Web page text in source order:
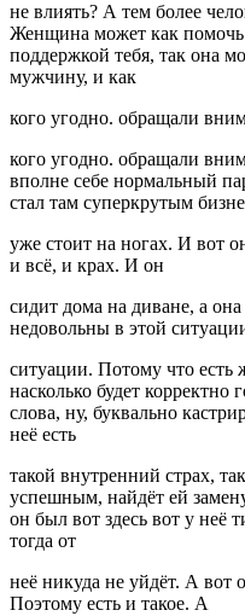
не влиять? А тем более
Женщина может как помочь
поддержкой тебя, так она
мужчину, и как
кого угодно. обращали
кого угодно. обращали
вполне себе нормальный
стал там суперкрутым
уже стоит на ногах. И вот
и всё, и крах. И он
сидит дома на диване, а
недовольны в этой
ситуации. Потому что
насколько будет корректно
слова, ну, буквально
неё есть
такой внутренний страх,
успешным, найдёт ей
он был вот здесь вот у неё
тогда от
неё никуда не уйдёт. А вот
Поэтому есть и такое. А